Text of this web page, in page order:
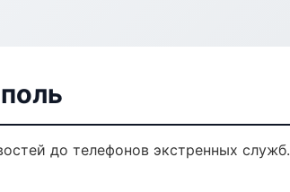
до телефонов экстренных служб.